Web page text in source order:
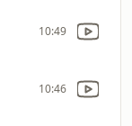
10:49
10:46